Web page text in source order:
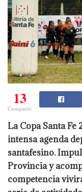
13
Compartir
La Copa Santa
intensa agenda
santafesino.
Provincia y
competencia